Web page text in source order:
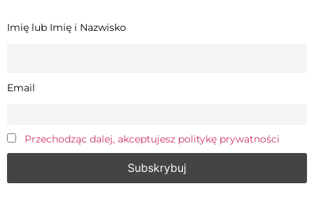
Imię lub Imię i Nazwisko
Email
Przechodząc dalej, akceptujesz politykę prywatności